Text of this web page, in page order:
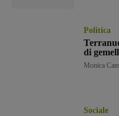
Politica
di
Monica
Sociale